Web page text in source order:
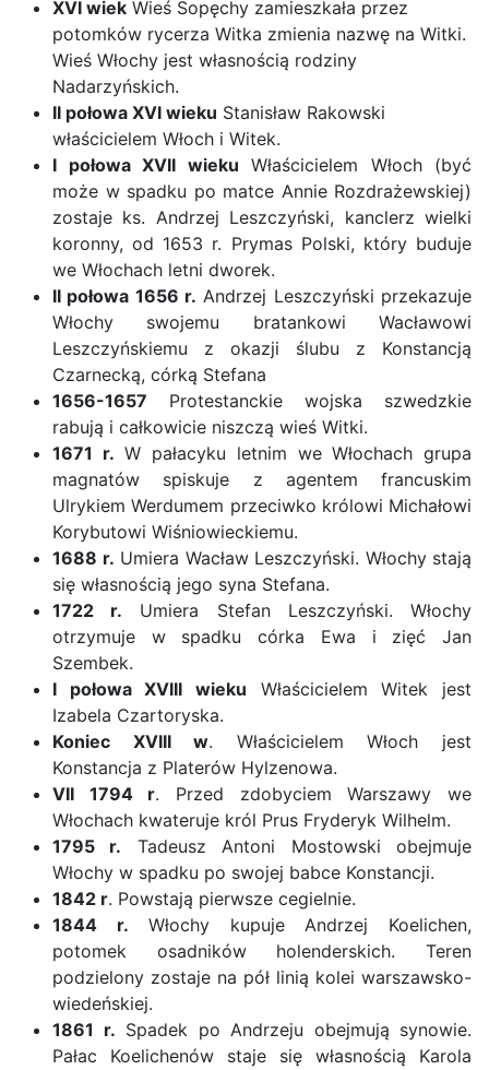
XVI wiek Wieś Sopęchy zamieszkała przez
potomków rycerza Witka zmienia nazwę na Witki.
Wieś Włochy jest własnością rodziny
Nadarzyńskich.
II połowa XVI wieku Stanisław Rakowski
właścicielem Włoch i Witek.
I połowa XVII wieku Właścicielem Włoch (być
może w spadku po matce Annie Rozdrażewskiej)
zostaje ks. Andrzej Leszczyński, kanclerz wielki
koronny, od 1653 r. Prymas Polski, który buduje
we Włochach letni dworek.
II połowa 1656 r. Andrzej Leszczyński przekazuje
Włochy swojemu bratankowi Wacławowi
Leszczyńskiemu z okazji ślubu z Konstancją
Czarnecką, córką Stefana
1656-1657 Protestanckie wojska szwedzkie
rabują i całkowicie niszczą wieś Witki.
1671 r. W pałacyku letnim we Włochach grupa
magnatów spiskuje z agentem francuskim
Ulrykiem Werdumem przeciwko królowi Michałowi
Korybutowi Wiśniowieckiemu.
1688 r. Umiera Wacław Leszczyński. Włochy stają
się własnością jego syna Stefana.
1722 r. Umiera Stefan Leszczyński. Włochy
otrzymuje w spadku córka Ewa i zięć Jan
Szembek.
I połowa XVIII wieku Właścicielem Witek jest
Izabela Czartoryska.
Koniec XVIII w. Właścicielem Włoch jest
Konstancja z Platerów Hylzenowa.
VII 1794 r. Przed zdobyciem Warszawy we
Włochach kwateruje król Prus Fryderyk Wilhelm.
1795 r. Tadeusz Antoni Mostowski obejmuje
Włochy w spadku po swojej babce Konstancji.
1842 r. Powstają pierwsze cegielnie.
1844 r. Włochy kupuje Andrzej Koelichen,
potomek osadników holenderskich. Teren
podzielony zostaje na pół linią kolei warszawsko-
wiedeńskiej.
1861 r. Spadek po Andrzeju obejmują synowie.
Pałac Koelichenów staje się własnością Karola